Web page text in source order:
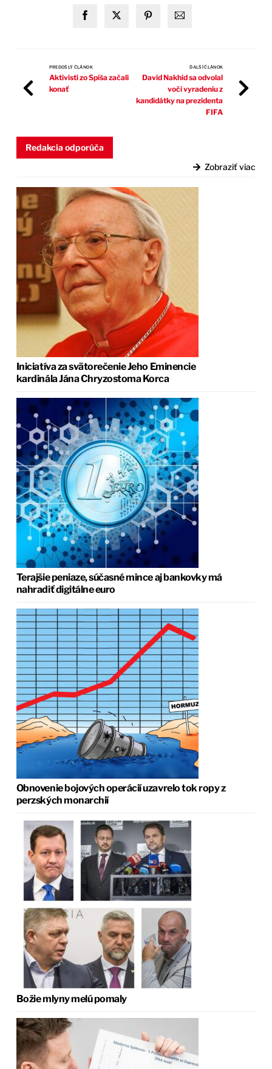
PREDOŠLÝ ČLÁNOK
Aktivisti zo Spiša začali
konať
ĎALŠÍ ČLÁNOK
David Nakhid sa odvolal
voči vyradeniu z
kandidátky na prezidenta
FIFA
Redakcia odporúča
Zobraziť viac
Iniciatíva za svätorečenie Jeho Eminencie
kardinála Jána Chryzostoma Korca
Terajšie peniaze, súčasné mince aj bankovky má
nahradiť digitálne euro
Obnovenie bojových operácií uzavrelo tok ropy z
perzských monarchií
Božie mlyny melú pomaly